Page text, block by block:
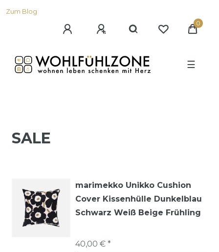
Zum Blog
0
☰
SALE
marimekko Unikko Cushion
Cover Kissenhülle Dunkelblau
Schwarz Weiß Beige Frühling
40,00 € *